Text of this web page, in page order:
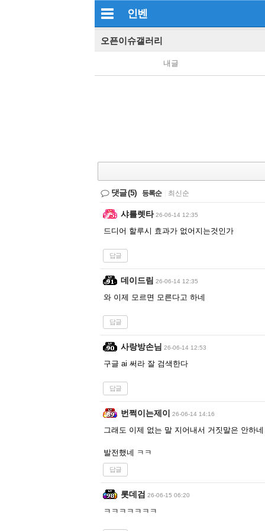
인벤
오픈이슈갤러리
내글
댓글(5) 등록순 최신순
샤를렛타 26-06-14 12:35
드디어 할루시 효과가 없어지는것인가
답글
데이드림 26-06-14 12:35
와 이제 모르면 모른다고 하네
답글
사랑방손님 26-06-14 12:53
구글 ai 써라 잘 검색한다
답글
번쩍이는제이 26-06-14 14:16
그래도 이제 없는 말 지어내서 거짓말은 안하네
발전했네 ㅋㅋ
답글
롯데검 26-06-15 06:20
ㅋㅋㅋㅋㅋㅋㅋ